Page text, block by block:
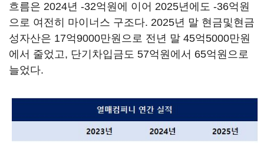
흐름은 2024년 -32억원에 이어 2025년에도 -36억원
으로 여전히 마이너스 구조다. 2025년 말 현금및현금
성자산은 17억9000만원으로 전년 말 45억5000만원
에서 줄었고, 단기차입금도 57억원에서 65억원으로
늘었다.